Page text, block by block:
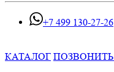
+7 499 130-27-26
КАТАЛОГ